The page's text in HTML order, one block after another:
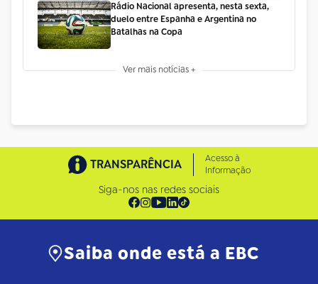
Rádio Nacional apresenta, nesta sexta,
duelo entre Espanha e Argentina no
Batalhas na Copa
Ver mais notícias +
TRANSPARÊNCIA
Acesso à
Informação
Siga-nos nas redes sociais
Saiba onde está a EBC